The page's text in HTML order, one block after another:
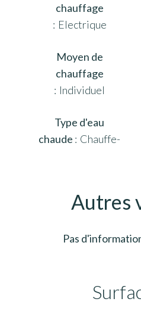
chauffage
Electrique
Moyen de
chauffage
Individuel
Type d'eau
chaude
Chauffe-
Autres
Pas